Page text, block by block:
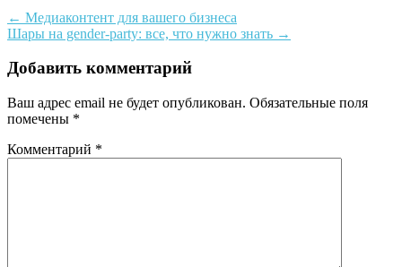
Post
navigation
← Медиаконтент для вашего бизнеса
Шары на gender-party: все, что нужно знать →
Добавить комментарий
Ваш адрес email не будет опубликован. Обязательные поля
помечены *
Комментарий *